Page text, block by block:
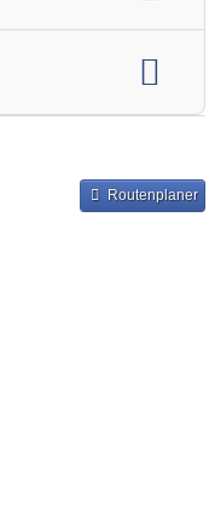
Anhängers
Routenplaner